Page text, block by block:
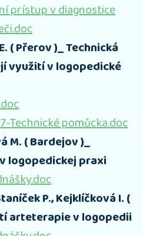
prístup v diagnostice
( Přerov )_ Technická
využití v logopedické
Technické pomůcka.doc
M. ( Bardejov )_
logopedickej praxi
P., Kejklíčková I. (
arteterapie v logopedii